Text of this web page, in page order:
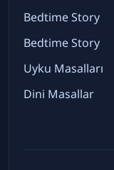
Bedtime Story
Bedtime Story
Uyku Masalları
Dini Masallar